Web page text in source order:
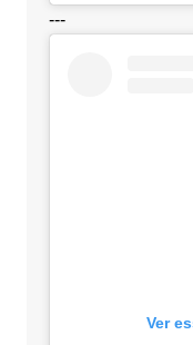
---
Ver